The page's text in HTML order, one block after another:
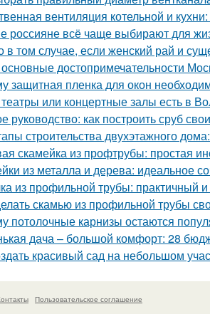
вентиляция котельной и
россияне всё чаще выбирают для
в том случае, если женский рай и
достопримечательности
защитная пленка для окон
или концертные залы есть в
руководство: как построить сруб
строительства двухэтажного
скамейка из профтрубы: простая
из металла и дерева: идеальное
из профильной трубы: практичный
скамью из профильной трубы
потолочные карнизы остаются
дача – большой комфорт: 28
красивый сад на небольшом
Пользовательское соглашение